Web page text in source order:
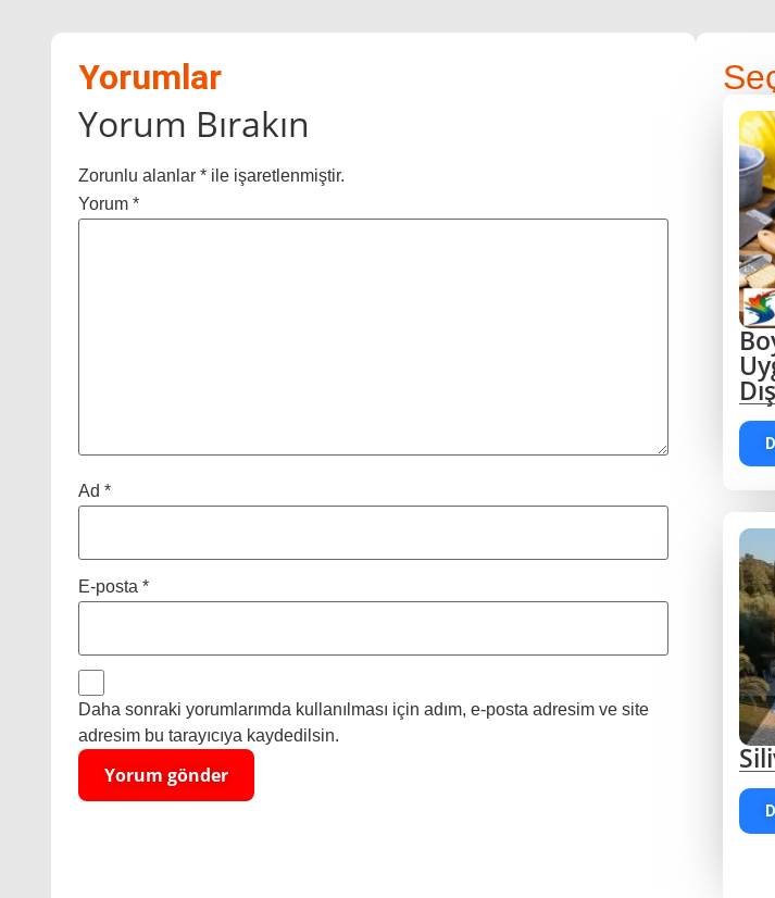
Yorumlar
Yorum Bırakın
Zorunlu alanlar * ile işaretlenmiştir.
Yorum *
Ad *
E-posta *
Daha sonraki yorumlarımda kullanılması için adım, e-posta adresim ve site
adresim bu tarayıcıya kaydedilsin.